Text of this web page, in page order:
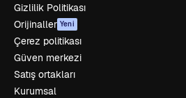
Gizlilik Politikası
Orijinaller Yeni
Çerez politikası
Güven merkezi
Satış ortakları
Kurumsal